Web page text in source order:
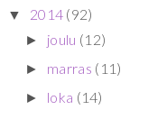
▼ 2014 (92)
► joulu (12)
► marras (11)
► loka (14)